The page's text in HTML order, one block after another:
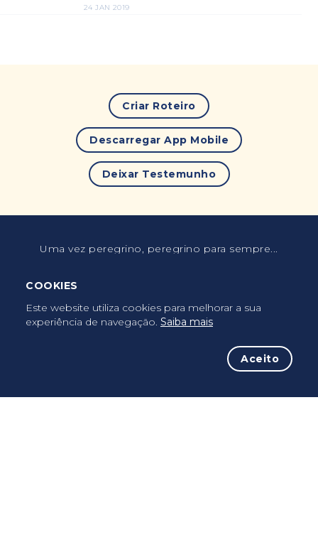
COOKIES
Este website utiliza cookies para melhorar a sua
experiência de navegação. Saiba mais
Aceito
24 JAN 2019
Criar Roteiro
Descarregar App Mobile
Deixar Testemunho
Uma vez peregrino, peregrino para sempre...